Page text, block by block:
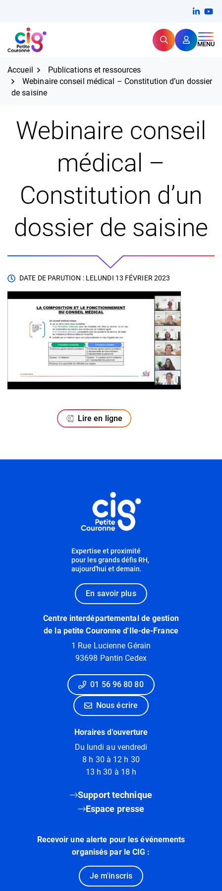
contenu
CIG Petite Couronne RechercherMENU
Expertise et proximité pour
Accueil
Publications et ressources
Webinaire conseil médical – Constitution d’un dossier
de saisine
Webinaire conseil
médical –
Constitution d’un
dossier de saisine
DATE DE PARUTION : LELUNDI 13 FÉVRIER 2023
Lire en ligne
(ouverture dans un nouvel onglet)
Expertise et proximité
pour les grands défis RH,
aujourd'hui et demain.
En savoir plus
Centre interdépartemental de gestion
de la petite Couronne d'Ile-de-France
1 Rue Lucienne Gérain
93698 Pantin Cedex
01 56 96 80 80
Nous écrire
Horaires d'ouverture
Du lundi au vendredi
8 h 30 à 12 h 30
13 h 30 à 18 h
Support technique
Espace presse
Recevoir une alerte pour les événements
organisés par le CIG :
Je m'inscris